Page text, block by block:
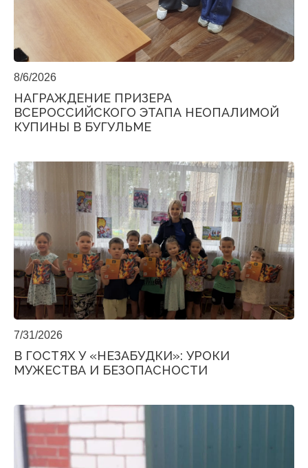
8/6/2026
НАГРАЖДЕНИЕ ПРИЗЕРА
ВСЕРОССИЙСКОГО ЭТАПА НЕОПАЛИМОЙ
КУПИНЫ В БУГУЛЬМЕ
7/31/2026
В ГОСТЯХ У «НЕЗАБУДКИ»: УРОКИ
МУЖЕСТВА И БЕЗОПАСНОСТИ